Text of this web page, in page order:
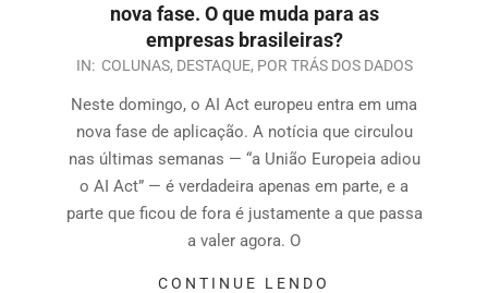
nova fase. O que muda para as
empresas brasileiras?
IN: COLUNAS, DESTAQUE, POR TRÁS DOS DADOS
Neste domingo, o AI Act europeu entra em uma
nova fase de aplicação. A notícia que circulou
nas últimas semanas — “a União Europeia adiou
o AI Act” — é verdadeira apenas em parte, e a
parte que ficou de fora é justamente a que passa
a valer agora. O
CONTINUE LENDO